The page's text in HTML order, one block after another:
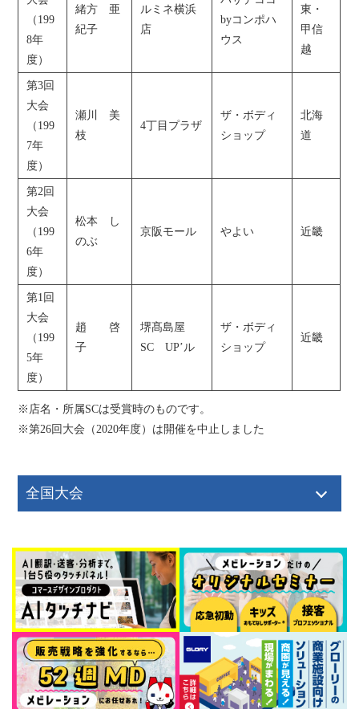
（199
8年
度）
緒方 亜
紀子
ルミネ横浜
店
byコンポハ
ウス
東・
甲信
越
第3回
大会
（199
7年
度）
瀬川 美
枝
4丁目プラザ
ザ・ボディ
ショップ
北海
道
第2回
大会
（199
6年
度）
松本 し
のぶ
京阪モール やよい 近畿
第1回
大会
（199
5年
度）
趙 啓
子
堺髙島屋
SC UP’ル
ザ・ボディ
ショップ
近畿
※店名・所属SCは受賞時のものです。
※第26回大会（2020年度）は開催を中止しました
全国大会